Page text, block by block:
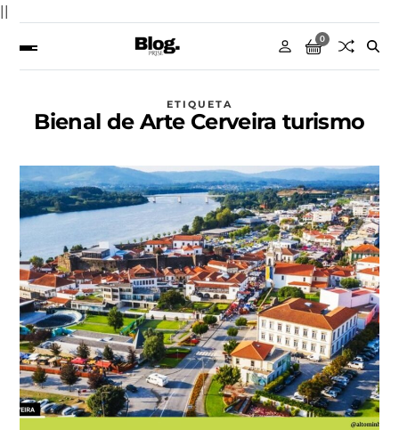
||
0
ETIQUETA
Bienal de Arte Cerveira turismo